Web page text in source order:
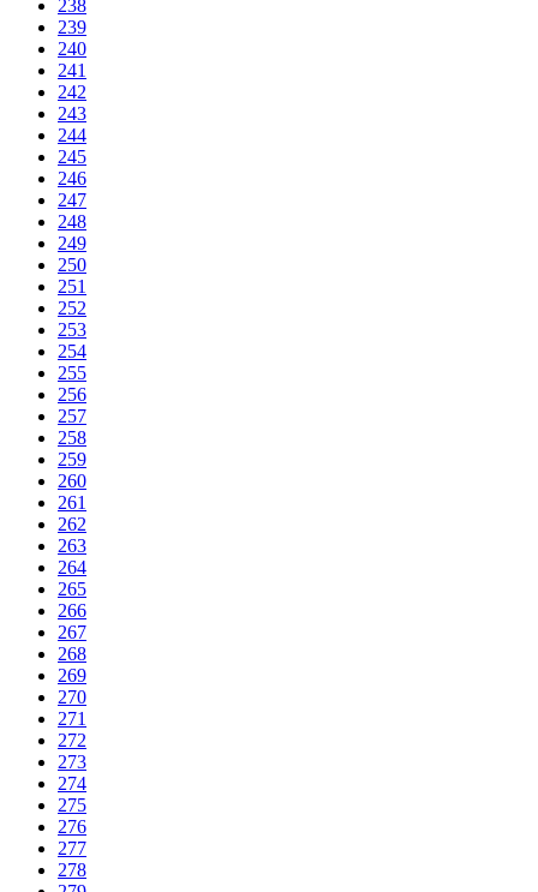
238
239
240
241
242
243
244
245
246
247
248
249
250
251
252
253
254
255
256
257
258
259
260
261
262
263
264
265
266
267
268
269
270
271
272
273
274
275
276
277
278